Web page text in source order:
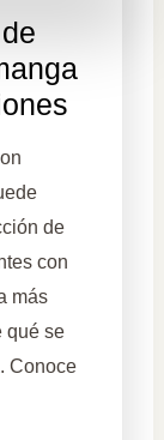
de
con
más
qué se
Conoce